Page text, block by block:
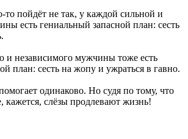
то пойдёт не так, у каждой сильной и
есть гениальный запасной план: сесть
и независимого мужчины тоже есть
план: сесть на жопу и ужраться в гавно.
одинаково. Но судя по тому, что
кажется, слёзы продлевают жизнь!